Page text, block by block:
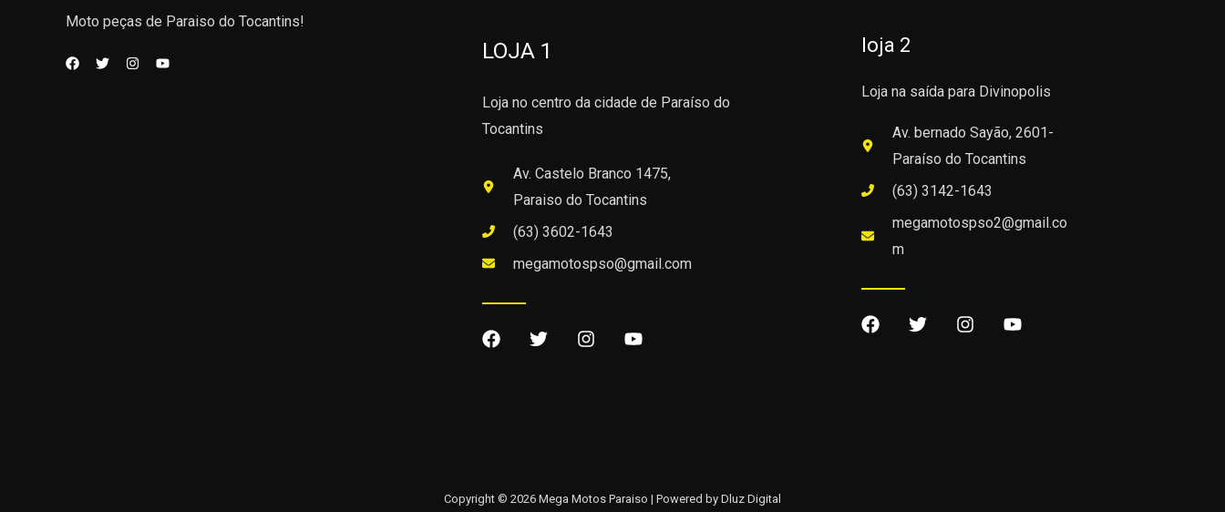
Moto peças de Paraiso do Tocantins!
LOJA 1
Loja no centro da cidade de Paraíso do
Tocantins
Av. Castelo Branco 1475,
Paraiso do Tocantins
(63) 3602-1643
megamotospso@gmail.com
loja 2
Loja na saída para Divinopolis
Av. bernado Sayão, 2601-
Paraíso do Tocantins
(63) 3142-1643
megamotospso2@gmail.co
m
Copyright © 2026 Mega Motos Paraiso | Powered by Dluz Digital